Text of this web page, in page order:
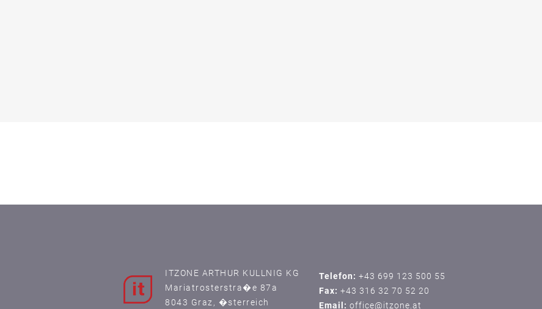
ITZONE ARTHUR KULLNIG KG
Mariatrosterstra�e 87a
8043 Graz, �sterreich
Telefon: +43 699 123 500 55
Fax: +43 316 32 70 52 20
Email: office@itzone.at